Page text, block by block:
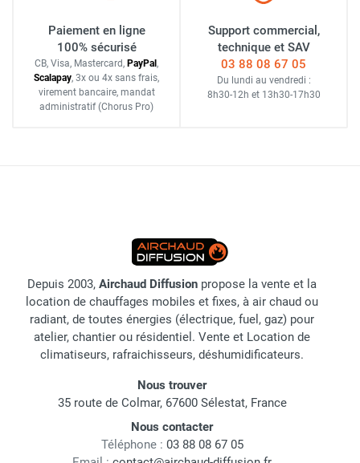
Paiement en ligne
100% sécurisé
CB, Visa, Mastercard, PayPal ,
Scalapay, 3x ou 4x sans frais,
virement bancaire, mandat
administratif (Chorus Pro)
Support commercial,
technique et SAV
03 88 08 67 05
Du lundi au vendredi :
8h30-12h et 13h30-17h30
Depuis 2003, Airchaud Diffusion propose la vente et la
location de chauffages mobiles et fixes, à air chaud ou
radiant, de toutes énergies (électrique, fuel, gaz) pour
atelier, chantier ou résidentiel. Vente et Location de
climatiseurs, rafraichisseurs, déshumidificateurs.
Nous trouver
35 route de Colmar, 67600 Sélestat, France
Nous contacter
Téléphone : 03 88 08 67 05